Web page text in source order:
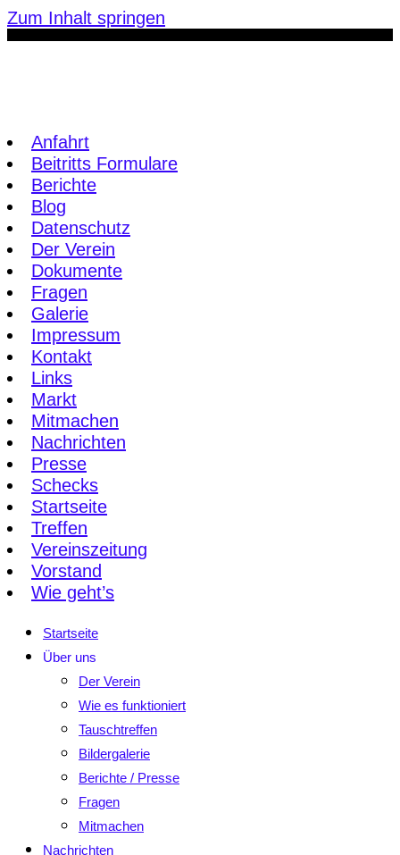
Zum Inhalt springen
Anfahrt
Beitritts Formulare
Berichte
Blog
Datenschutz
Der Verein
Dokumente
Fragen
Galerie
Impressum
Kontakt
Links
Markt
Mitmachen
Nachrichten
Presse
Schecks
Startseite
Treffen
Vereinszeitung
Vorstand
Wie geht’s
Startseite
Über uns
Der Verein
Wie es funktioniert
Tauschtreffen
Bildergalerie
Berichte / Presse
Fragen
Mitmachen
Nachrichten